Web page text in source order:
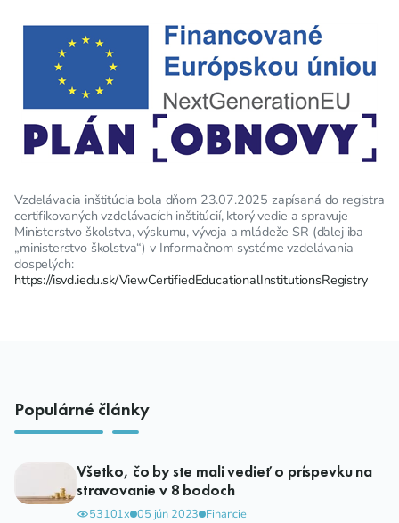
Vzdelávacia inštitúcia bola dňom 23.07.2025 zapísaná do registra
certifikovaných vzdelávacích inštitúcií, ktorý vedie a spravuje
Ministerstvo školstva, výskumu, vývoja a mládeže SR (ďalej iba
„ministerstvo školstva“) v Informačnom systéme vzdelávania
dospelých:
https://isvd.iedu.sk/ViewCertifiedEducationalInstitutionsRegistry
Populárné články
Všetko, čo by ste mali vedieť o príspevku na
stravovanie v 8 bodoch
53101x 05 jún 2023 Financie